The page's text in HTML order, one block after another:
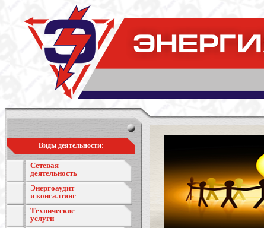
Виды деятельности:
Сетевая
деятельность
Энергоаудит
и консалтинг
Технические
услуги